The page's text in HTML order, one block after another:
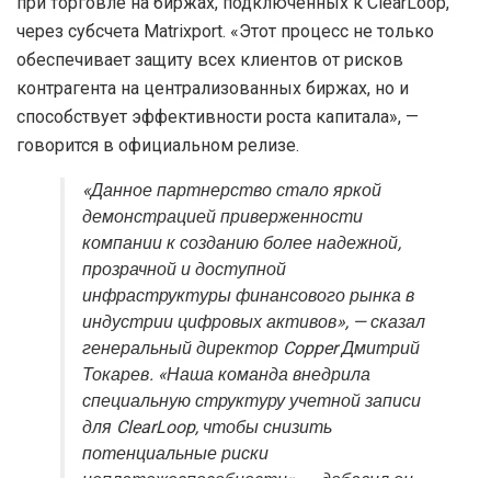
через субсчета Matrixport. «Этот процесс не только
обеспечивает защиту всех клиентов от рисков
контрагента на централизованных биржах, но и
способствует эффективности роста капитала», —
говорится в официальном релизе.
«Данное партнерство стало яркой
демонстрацией приверженности
компании к созданию более надежной,
прозрачной и доступной
инфраструктуры финансового рынка в
индустрии цифровых активов», — сказал
генеральный директор Copper Дмитрий
Токарев. «Наша команда внедрила
специальную структуру учетной записи
для ClearLoop, чтобы снизить
потенциальные риски